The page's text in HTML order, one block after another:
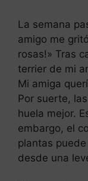
La semana
amigo me
rosas!» Tras
terrier de mi
Mi amiga
Por suerte,
huela mejor.
embargo, el
plantas
desde una